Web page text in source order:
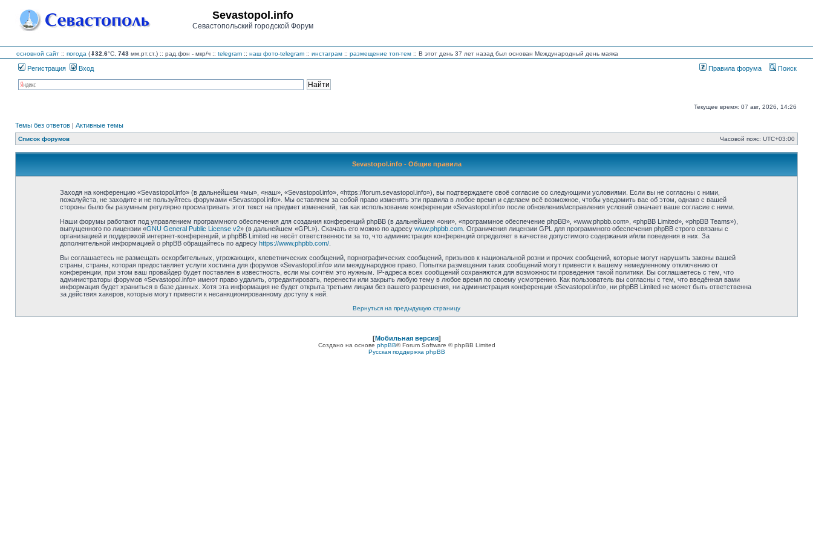
Sevastopol.info
Севастопольский городской Форум
основной сайт :: погода (⇓32.6°C, 743 мм.рт.ст.) :: рад.фон - мкр/ч :: telegram :: наш фото-telegram :: инстаграм :: размещение топ-тем :: В этот день 37 лет назад был основан Международный день маяка
Регистрация Вход Правила форума Поиск
Текущее время: 07 авг, 2026, 14:26
Темы без ответов | Активные темы
Список форумов Часовой пояс: UTC+03:00
Sevastopol.info - Общие правила
Заходя на конференцию «Sevastopol.info» (в дальнейшем «мы», «наш», «Sevastopol.info», «https://forum.sevastopol.info»), вы подтверждаете своё согласие со следующими условиями. Если вы не согласны с ними,
пожалуйста, не заходите и не пользуйтесь форумами «Sevastopol.info». Мы оставляем за собой право изменять эти правила в любое время и сделаем всё возможное, чтобы уведомить вас об этом, однако с вашей
стороны было бы разумным регулярно просматривать этот текст на предмет изменений, так как использование конференции «Sevastopol.info» после обновления/исправления условий означает ваше согласие с ними.
Наши форумы работают под управлением программного обеспечения для создания конференций phpBB (в дальнейшем «они», «программное обеспечение phpBB», «www.phpbb.com», «phpBB Limited», «phpBB Teams»),
выпущенного по лицензии «GNU General Public License v2» (в дальнейшем «GPL»). Скачать его можно по адресу www.phpbb.com. Ограничения лицензии GPL для программного обеспечения phpBB строго связаны с
организацией и поддержкой интернет-конференций, и phpBB Limited не несёт ответственности за то, что администрация конференций определяет в качестве допустимого содержания и/или поведения в них. За
дополнительной информацией о phpBB обращайтесь по адресу https://www.phpbb.com/.
Вы соглашаетесь не размещать оскорбительных, угрожающих, клеветнических сообщений, порнографических сообщений, призывов к национальной розни и прочих сообщений, которые могут нарушить законы вашей
страны, страны, которая предоставляет услуги хостинга для форумов «Sevastopol.info» или международное право. Попытки размещения таких сообщений могут привести к вашему немедленному отключению от
конференции, при этом ваш провайдер будет поставлен в известность, если мы сочтём это нужным. IP-адреса всех сообщений сохраняются для возможности проведения такой политики. Вы соглашаетесь с тем, что
администраторы форумов «Sevastopol.info» имеют право удалить, отредактировать, перенести или закрыть любую тему в любое время по своему усмотрению. Как пользователь вы согласны с тем, что введённая вами
информация будет храниться в базе данных. Хотя эта информация не будет открыта третьим лицам без вашего разрешения, ни администрация конференции «Sevastopol.info», ни phpBB Limited не может быть ответственна
за действия хакеров, которые могут привести к несанкционированному доступу к ней.
Вернуться на предыдущую страницу
[Мобильная версия]
Создано на основе phpBB® Forum Software © phpBB Limited
Русская поддержка phpBB